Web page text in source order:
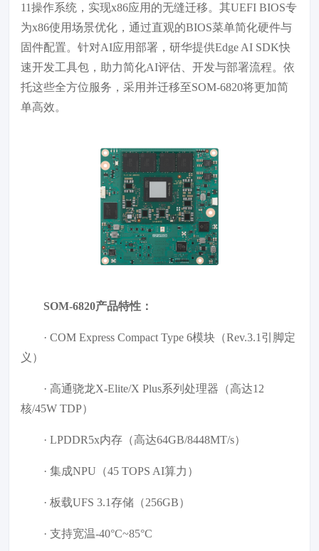
11操作系统，实现x86应用的无缝迁移。其UEFI BIOS专
为x86使用场景优化，通过直观的BIOS菜单简化硬件与
固件配置。针对AI应用部署，研华提供Edge AI SDK快
速开发工具包，助力简化AI评估、开发与部署流程。依
托这些全方位服务，采用并迁移至SOM-6820将更加简
单高效。
SOM-6820产品特性：
· COM Express Compact Type 6模块（Rev.3.1引脚定
义）
· 高通骁龙X-Elite/X Plus系列处理器（高达12
核/45W TDP）
· LPDDR5x内存（高达64GB/8448MT/s）
· 集成NPU（45 TOPS AI算力）
· 板载UFS 3.1存储（256GB）
· 支持宽温-40°C~85°C